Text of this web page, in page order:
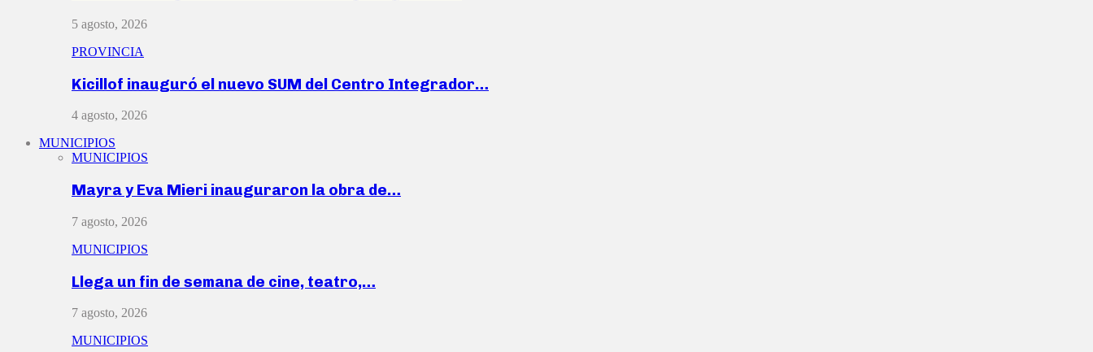
5 agosto, 2026
PROVINCIA
Kicillof inauguró el nuevo SUM del Centro Integrador…
4 agosto, 2026
MUNICIPIOS
MUNICIPIOS
Mayra y Eva Mieri inauguraron la obra de…
7 agosto, 2026
MUNICIPIOS
Llega un fin de semana de cine, teatro,…
7 agosto, 2026
MUNICIPIOS